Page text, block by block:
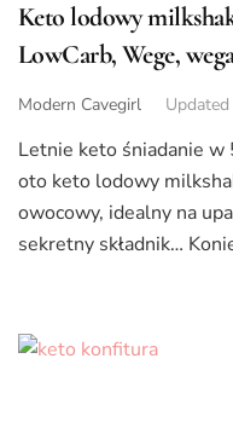
Keto lodowy
LowCarb, Wege,
Modern Cavegirl
Letnie keto śniadanie
oto keto lodowy
owocowy, idealny na
sekretny składnik…